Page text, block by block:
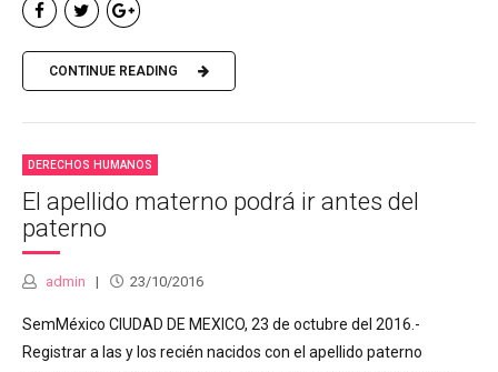
CONTINUE READING
DERECHOS HUMANOS
El apellido materno podrá ir antes del
paterno
admin 23/10/2016
SemMéxico CIUDAD DE MEXICO, 23 de octubre del 2016.-
Registrar a las y los recién nacidos con el apellido paterno